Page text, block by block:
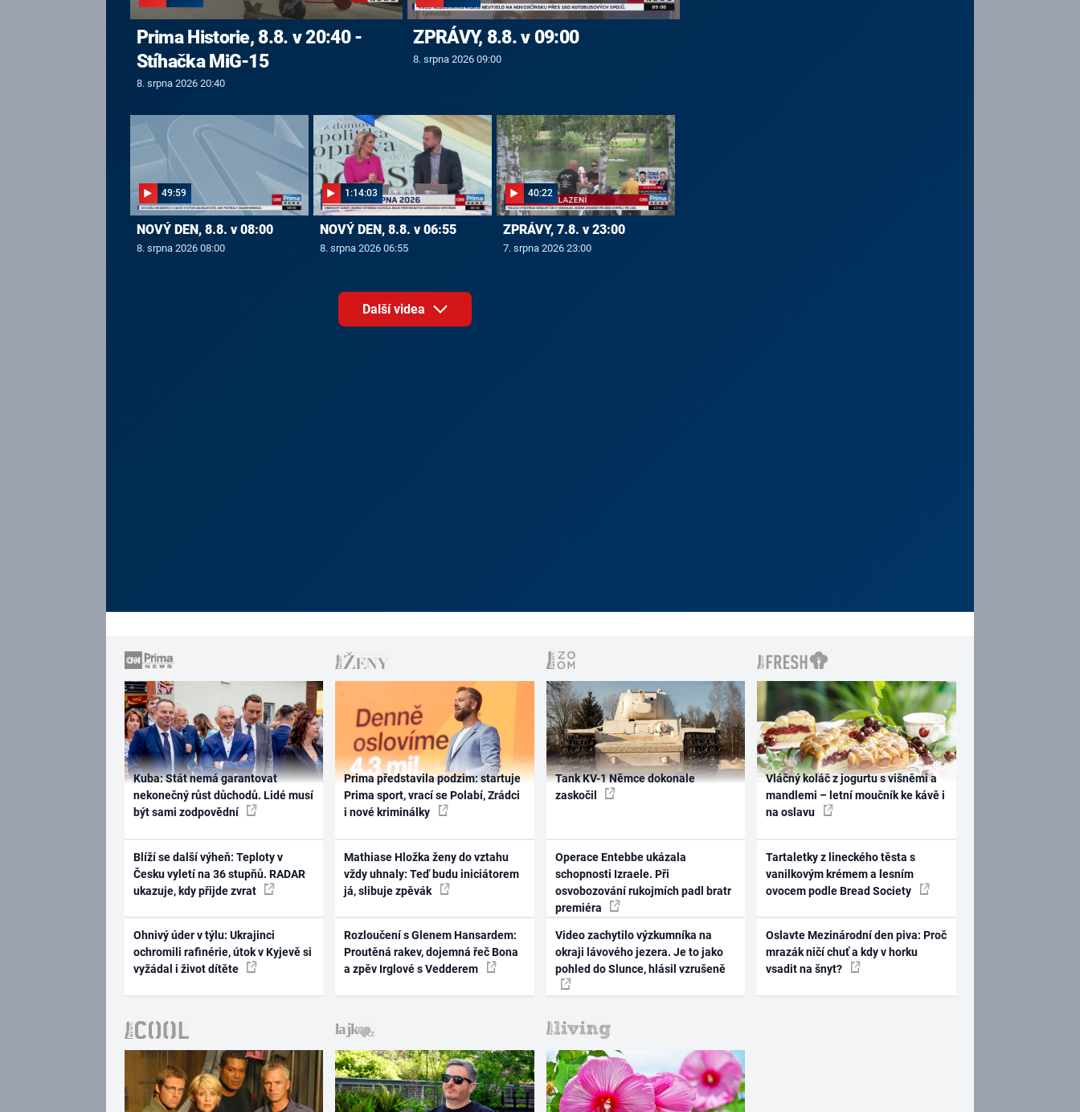
Prima Historie, 8.8. v 20:40 -
Stíhačka MiG-15
8. srpna 2026 20:40
ZPRÁVY, 8.8. v 09:00
8. srpna 2026 09:00
49:59
NOVÝ DEN, 8.8. v 08:00
8. srpna 2026 08:00
1:14:03
NOVÝ DEN, 8.8. v 06:55
8. srpna 2026 06:55
40:22
ZPRÁVY, 7.8. v 23:00
7. srpna 2026 23:00
Další videa
Kuba: Stát nemá garantovat
nekonečný růst důchodů. Lidé musí
být sami zodpovědní
Blíží se další výheň: Teploty v
Česku vyletí na 36 stupňů. RADAR
ukazuje, kdy přijde zvrat
Ohnivý úder v týlu: Ukrajinci
ochromili rafinérie, útok v Kyjevě si
vyžádal i život dítěte
Prima představila podzim: startuje
Prima sport, vrací se Polabí, Zrádci
i nové kriminálky
Mathiase Hložka ženy do vztahu
vždy uhnaly: Teď budu iniciátorem
já, slibuje zpěvák
Rozloučení s Glenem Hansardem:
Proutěná rakev, dojemná řeč Bona
a zpěv Irglové s Vedderem
Tank KV-1 Němce dokonale
zaskočil
Operace Entebbe ukázala
schopnosti Izraele. Při
osvobozování rukojmích padl bratr
premiéra
Video zachytilo výzkumníka na
okraji lávového jezera. Je to jako
pohled do Slunce, hlásil vzrušeně
Vláčný koláč z jogurtu s višněmi a
mandlemi – letní moučník ke kávě i
na oslavu
Tartaletky z lineckého těsta s
vanilkovým krémem a lesním
ovocem podle Bread Society
Oslavte Mezinárodní den piva: Proč
mrazák ničí chuť a kdy v horku
vsadit na šnyt?